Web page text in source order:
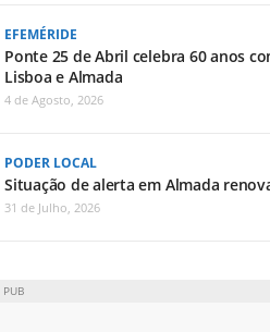
EFEMÉRIDE
Ponte 25 de Abril celebra 60 anos
Lisboa e Almada
4 de Agosto, 2026
PODER LOCAL
Situação de alerta em Almada
31 de Julho, 2026
PUB